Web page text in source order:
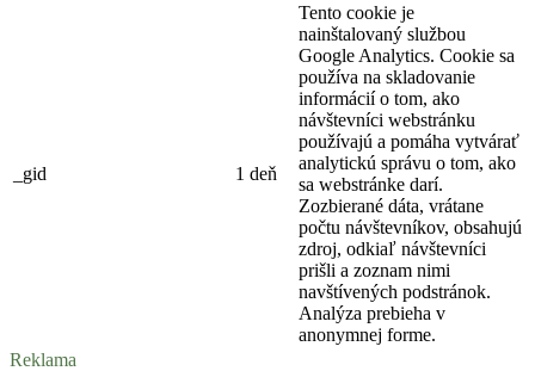
_gid 1 deň
Tento cookie je
nainštalovaný službou
Google Analytics. Cookie sa
používa na skladovanie
informácií o tom, ako
návštevníci webstránku
používajú a pomáha vytvárať
analytickú správu o tom, ako
sa webstránke darí.
Zozbierané dáta, vrátane
počtu návštevníkov, obsahujú
zdroj, odkiaľ návštevníci
prišli a zoznam nimi
navštívených podstránok.
Analýza prebieha v
anonymnej forme.
Reklama